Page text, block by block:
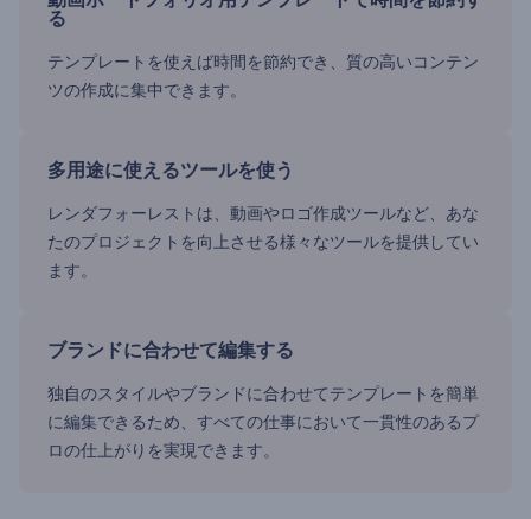
る
テンプレートを使えば時間を節約でき、質の高いコンテン
ツの作成に集中できます。
多用途に使えるツールを使う
レンダフォーレストは、動画やロゴ作成ツールなど、あな
たのプロジェクトを向上させる様々なツールを提供してい
ます。
ブランドに合わせて編集する
独自のスタイルやブランドに合わせてテンプレートを簡単
に編集できるため、すべての仕事において一貫性のあるプ
ロの仕上がりを実現できます。